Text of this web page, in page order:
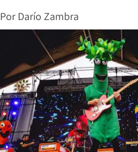
Por Darío Zambra